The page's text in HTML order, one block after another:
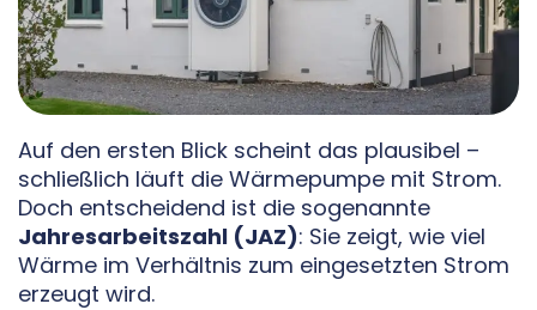
Auf den ersten Blick scheint das plausibel –
schließlich läuft die Wärmepumpe mit Strom.
Doch entscheidend ist die sogenannte
Jahresarbeitszahl (JAZ): Sie zeigt, wie viel
Wärme im Verhältnis zum eingesetzten Strom
erzeugt wird.